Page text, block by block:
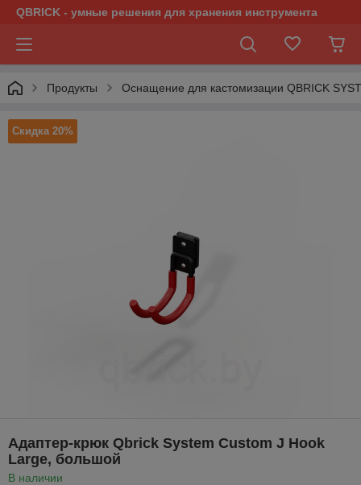
QBRICK - умные решения для хранения инструмента
Продукты Оснащение для кастомизации QBRICK
Скидка 20%
Адаптер-крюк Qbrick System Custom J Hook
Large, большой
В наличии